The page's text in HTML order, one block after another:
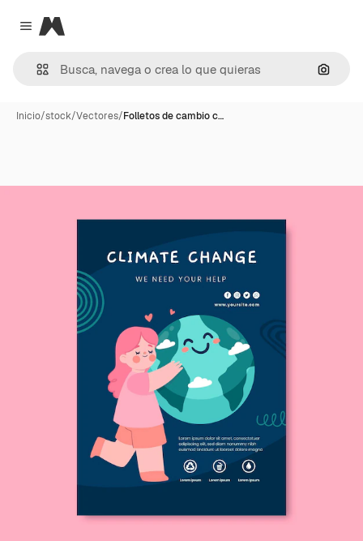
Close menu
Magnific
Inicio/stock/Vectores/Folletos de cambio c…